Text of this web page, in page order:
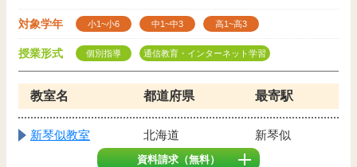
対象学年 小1~小6 中1~中3 高1~高3
授業形式 個別指導 通信教育・インターネット学習
教室名 都道府県 最寄駅
新琴似教室 北海道 新琴似
資料請求（無料）